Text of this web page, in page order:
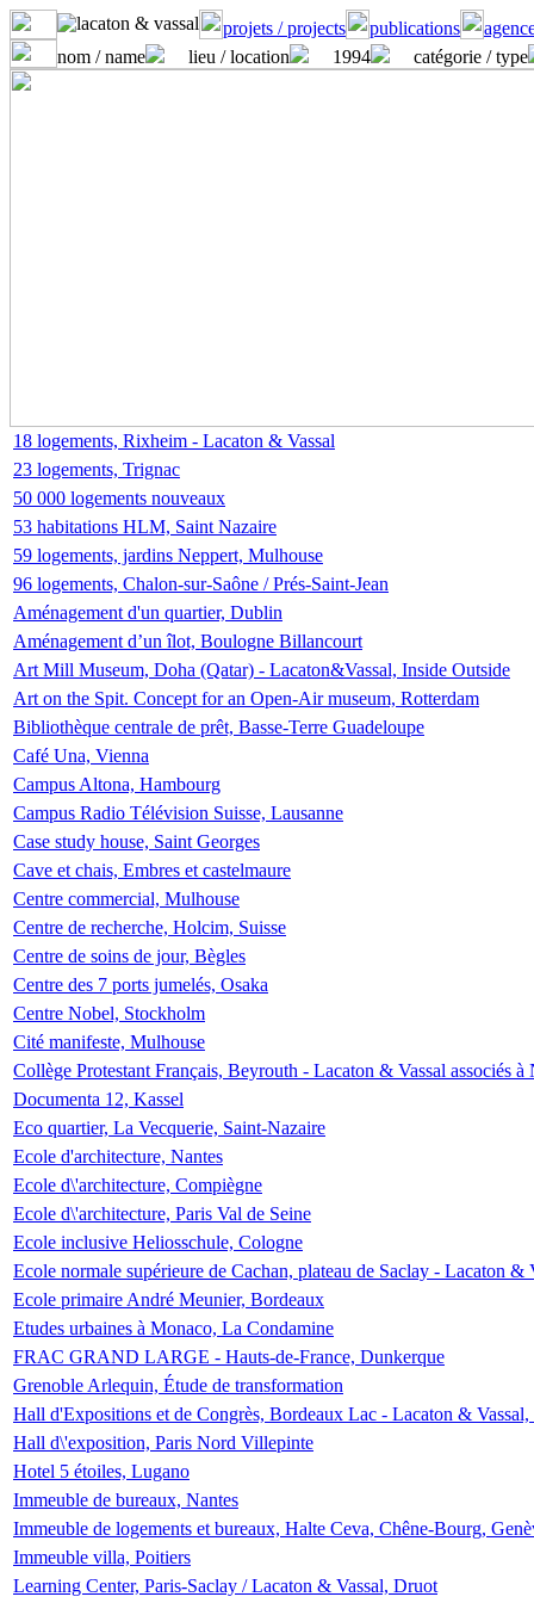
projets / projects publications
nom / name
lieu / location 1994 catégorie / type
18 logements, Rixheim - Lacaton & Vassal
23 logements, Trignac
50 000 logements nouveaux
53 habitations HLM, Saint Nazaire
59 logements, jardins Neppert, Mulhouse
96 logements, Chalon-sur-Saône / Prés-Saint-Jean
Aménagement d'un quartier, Dublin
Aménagement d’un îlot, Boulogne Billancourt
Art Mill Museum, Doha (Qatar) - Lacaton&Vassal, Inside Outside
Art on the Spit. Concept for an Open-Air museum, Rotterdam
Bibliothèque centrale de prêt, Basse-Terre Guadeloupe
Café Una, Vienna
Campus Altona, Hambourg
Campus Radio Télévision Suisse, Lausanne
Case study house, Saint Georges
Cave et chais, Embres et castelmaure
Centre commercial, Mulhouse
Centre de recherche, Holcim, Suisse
Centre de soins de jour, Bègles
Centre des 7 ports jumelés, Osaka
Centre Nobel, Stockholm
Cité manifeste, Mulhouse
Collège Protestant Français, Beyrouth - Lacaton & Vassal associés
Documenta 12, Kassel
Eco quartier, La Vecquerie, Saint-Nazaire
Ecole d'architecture, Nantes
Ecole d\'architecture, Compiègne
Ecole d\'architecture, Paris Val de Seine
Ecole inclusive Heliosschule, Cologne
Ecole normale supérieure de Cachan, plateau de Saclay - Lacaton &
Ecole primaire André Meunier, Bordeaux
Etudes urbaines à Monaco, La Condamine
FRAC GRAND LARGE - Hauts-de-France, Dunkerque
Grenoble Arlequin, Étude de transformation
Hall d'Expositions et de Congrès, Bordeaux Lac - Lacaton &
Hall d\'exposition, Paris Nord Villepinte
Hotel 5 étoiles, Lugano
Immeuble de bureaux, Nantes
Immeuble de logements et bureaux, Halte Ceva, Chêne-Bourg,
Immeuble villa, Poitiers
Learning Center, Paris-Saclay / Lacaton & Vassal, Druot